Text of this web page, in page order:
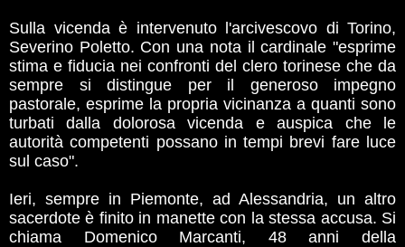
Sulla vicenda è intervenuto l'arcivescovo di Torino,
Severino Poletto. Con una nota il cardinale "esprime
stima e fiducia nei confronti del clero torinese che da
sempre si distingue per il generoso impegno
pastorale, esprime la propria vicinanza a quanti sono
turbati dalla dolorosa vicenda e auspica che le
autorità competenti possano in tempi brevi fare luce
sul caso".
Ieri, sempre in Piemonte, ad Alessandria, un altro
sacerdote è finito in manette con la stessa accusa. Si
chiama Domenico Marcanti, 48 anni della